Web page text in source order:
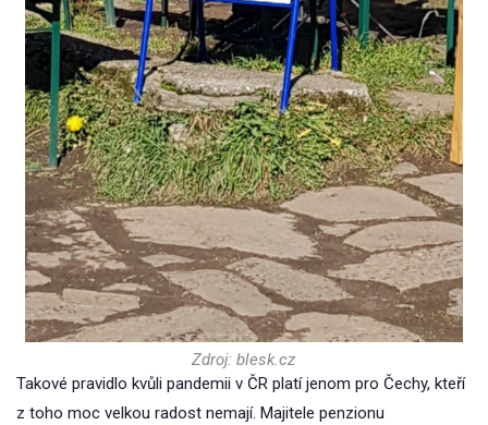
Zdroj: blesk.cz
Takové pravidlo kvůli pandemii v ČR platí jenom pro Čechy, kteří
z toho moc velkou radost nemají. Majitele penzionu